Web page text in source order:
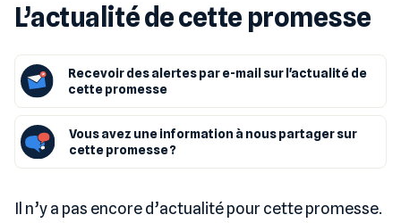
L’actualité de cette promesse
Recevoir des alertes par e-mail sur l'actualité de
cette promesse
Vous avez une information à nous partager sur
cette promesse ?
Il n’y a pas encore d’actualité pour cette promesse.